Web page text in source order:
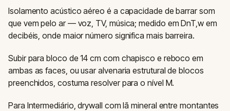
Isolamento acústico aéreo é a capacidade de barrar som
que vem pelo ar — voz, TV, música; medido em DnT,w em
decibéis, onde maior número significa mais barreira.
Subir para bloco de 14 cm com chapisco e reboco em
ambas as faces, ou usar alvenaria estrutural de blocos
preenchidos, costuma resolver para o nível M.
Para Intermediário, drywall com lã mineral entre montantes